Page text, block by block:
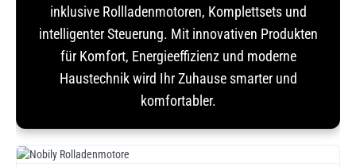
inklusive Rollladenmotoren, Komplettsets und
intelligenter Steuerung. Mit innovativen Produkten
für Komfort, Energieeffizienz und moderne
Haustechnik wird Ihr Zuhause smarter und
komfortabler.